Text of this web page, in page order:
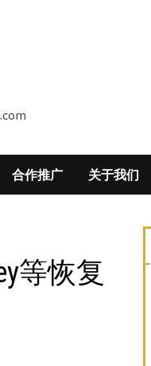
合作推广 关于我们
等恢复